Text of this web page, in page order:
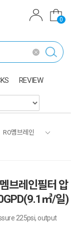
0
REVIEW
RO멤브레인
브레인필터 압
㎥/일)
225psi, output